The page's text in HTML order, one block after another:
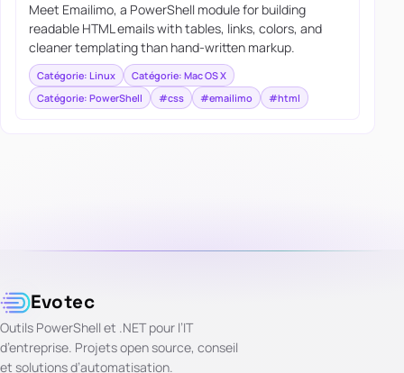
Meet Emailimo, a PowerShell module for building
readable HTML emails with tables, links, colors, and
cleaner templating than hand-written markup.
Catégorie: Linux
Catégorie: Mac OS X
Catégorie: PowerShell
#css #emailimo #html
Evotec
Outils PowerShell et .NET pour l’IT
d’entreprise. Projets open source, conseil
et solutions d’automatisation.